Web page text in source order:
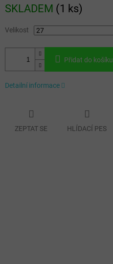
cena:
SKLADEM (1 ks)
Velikost
Přidat do košíku
Detailní informace
ZEPTAT SE HLÍDACÍ PES